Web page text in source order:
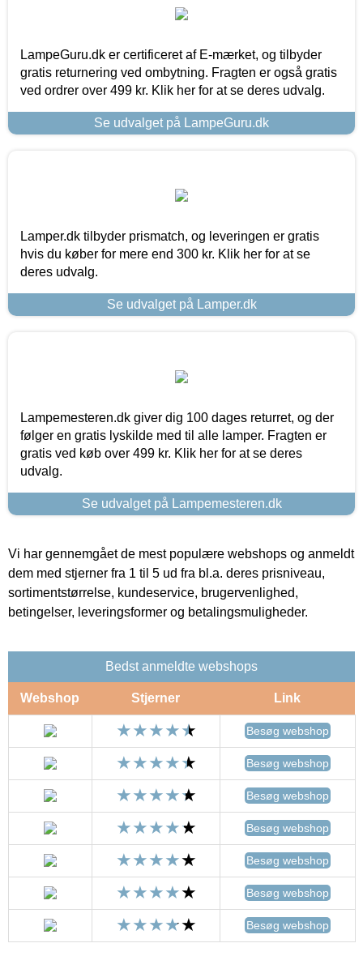
LampeGuru.dk er certificeret af E-mærket, og tilbyder
gratis returnering ved ombytning. Fragten er også gratis
ved ordrer over 499 kr. Klik her for at se deres udvalg.
Se udvalget på LampeGuru.dk
Lamper.dk tilbyder prismatch, og leveringen er gratis
hvis du køber for mere end 300 kr. Klik her for at se
deres udvalg.
Se udvalget på Lamper.dk
Lampemesteren.dk giver dig 100 dages returret, og der
følger en gratis lyskilde med til alle lamper. Fragten er
gratis ved køb over 499 kr. Klik her for at se deres
udvalg.
Se udvalget på Lampemesteren.dk
Vi har gennemgået de mest populære webshops og anmeldt
dem med stjerner fra 1 til 5 ud fra bl.a. deres prisniveau,
sortimentstørrelse, kundeservice, brugervenlighed,
betingelser, leveringsformer og betalingsmuligheder.
Bedst anmeldte webshops
Webshop Stjerner Link
Besøg webshop
Besøg webshop
Besøg webshop
Besøg webshop
Besøg webshop
Besøg webshop
Besøg webshop